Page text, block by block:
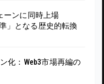
ーンに同時上場
」となる歴史的転換
化：Web3市場再編の